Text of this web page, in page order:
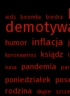
aids beemka biedra
humor inflacja
koronawirus ksiądz
nasa pandemia
poniedziałek
rodzina skype